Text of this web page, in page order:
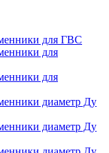
для ГВС
для
для
диаметр Ду
диаметр Ду